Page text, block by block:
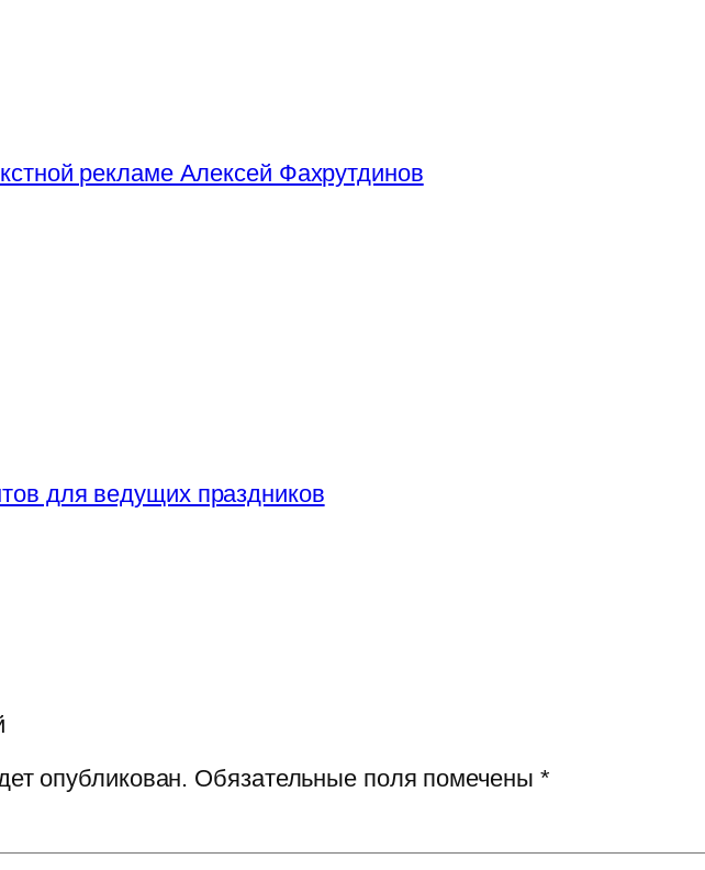
для ведущих праздников
опубликован. Обязательные поля помечены *